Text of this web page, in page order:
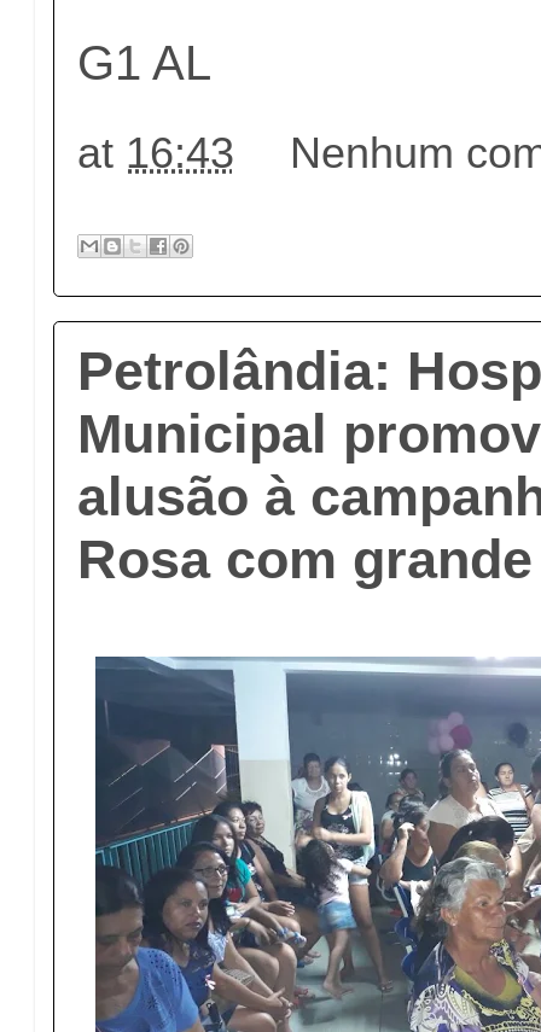
G1 AL
at 16:43 Nenhum
Petrolândia:
Municipal
alusão à
Rosa com